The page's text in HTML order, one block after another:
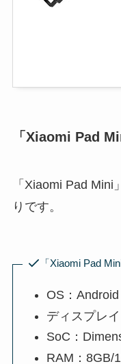
「Xiaomi Pad
「Xiaomi Pad
りです。
「Xiaomi Pad
OS：
ディスプレ
SoC：
RAM：8GB/